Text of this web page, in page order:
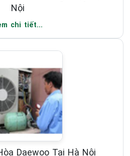
Nội
chi tiết...
Daewoo Tại Hà Nội